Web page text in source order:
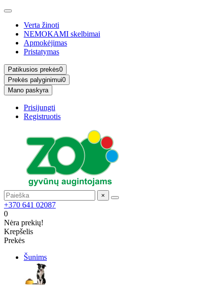
Verta žinoti
NEMOKAMI skelbimai
Apmokėjimas
Pristatymas
Patikusios prekės0
Prekės palyginimui0
Mano paskyra
Prisijungti
Registruotis
×
+370 641 02087
0
Nėra prekių!
Krepšelis
Prekės
Šunims